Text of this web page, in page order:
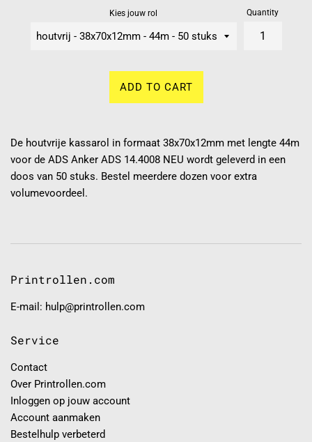
Kies jouw rol Quantity
ADD TO CART
De houtvrije kassarol in formaat 38x70x12mm met lengte 44m
voor de ADS Anker ADS 14.4008 NEU wordt geleverd in een
doos van 50 stuks. Bestel meerdere dozen voor extra
volumevoordeel.
Printrollen.com
E-mail: hulp@printrollen.com
Service
Contact
Over Printrollen.com
Inloggen op jouw account
Account aanmaken
Bestelhulp verbeterd